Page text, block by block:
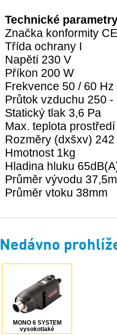
Technické
Značka konformity CE
Třída ochrany I
Napětí 230 V
Příkon 200 W
Frekvence 50 / 60 Hz
Průtok vzduchu 250 -
Statický tlak 3,6 Pa
Max. teplota prostředí
Rozměry (dxšxv)
Hmotnost 1kg
Hladina hluku
Průměr vývodu
Průměr vtoku 38mm
Nedávno
MONO 6 SYSTEM
vysokotlaké